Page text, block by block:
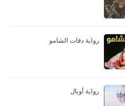
رواية دقات الشامو
رواية أوبال